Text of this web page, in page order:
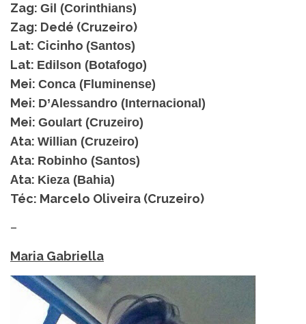
Zag: Gil (Corinthians)
Zag: Dedé (Cruzeiro)
Lat: Cicinho (Santos)
Lat: Edilson (Botafogo)
Mei: Conca (Fluminense)
Mei: D’Alessandro (Internacional)
Mei: Goulart (Cruzeiro)
Ata: Willian (Cruzeiro)
Ata: Robinho (Santos)
Ata: Kieza (Bahia)
Téc: Marcelo Oliveira (Cruzeiro)
–
Maria Gabriella